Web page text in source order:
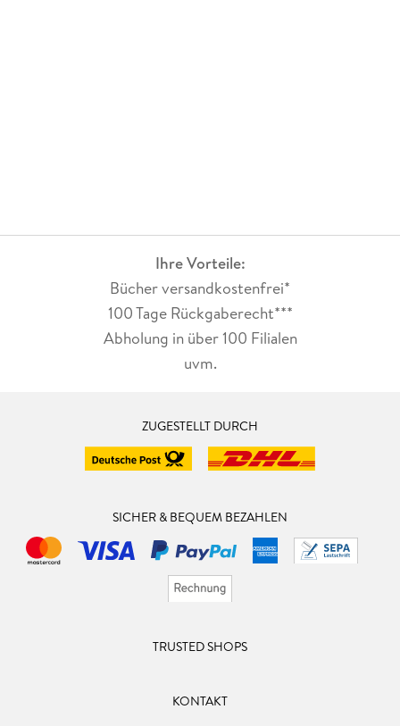
Ihre Vorteile:
Bücher versandkostenfrei*
100 Tage Rückgaberecht***
Abholung in über 100 Filialen
uvm.
ZUGESTELLT DURCH
SICHER & BEQUEM BEZAHLEN
TRUSTED SHOPS
KONTAKT